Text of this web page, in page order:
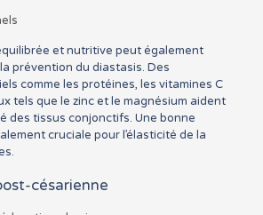
et nutritive peut également
prévention du diastasis. Des
comme les protéines, les vitamines C
tels que le zinc et le magnésium aident
des tissus conjonctifs. Une bonne
cruciale pour l’élasticité de la
césarienne